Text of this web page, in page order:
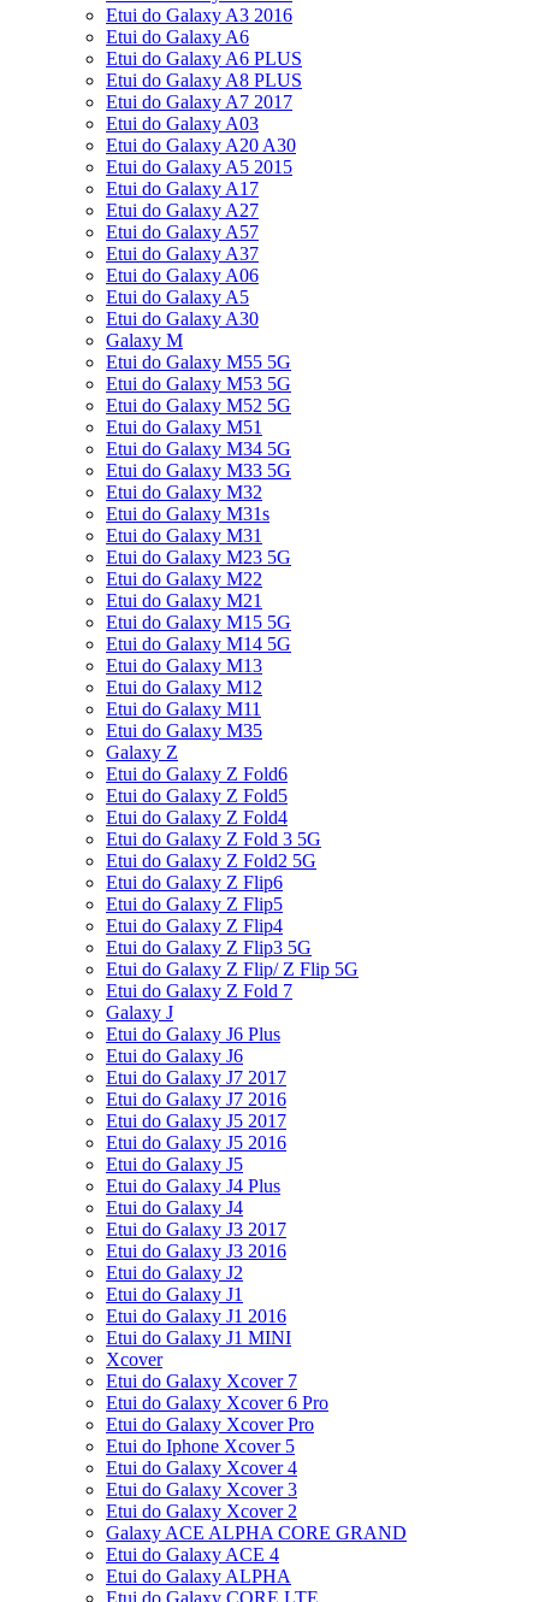
Etui do Galaxy A3 2016
Etui do Galaxy A6
Etui do Galaxy A6 PLUS
Etui do Galaxy A8 PLUS
Etui do Galaxy A7 2017
Etui do Galaxy A03
Etui do Galaxy A20 A30
Etui do Galaxy A5 2015
Etui do Galaxy A17
Etui do Galaxy A27
Etui do Galaxy A57
Etui do Galaxy A37
Etui do Galaxy A06
Etui do Galaxy A5
Etui do Galaxy A30
Galaxy M
Etui do Galaxy M55 5G
Etui do Galaxy M53 5G
Etui do Galaxy M52 5G
Etui do Galaxy M51
Etui do Galaxy M34 5G
Etui do Galaxy M33 5G
Etui do Galaxy M32
Etui do Galaxy M31s
Etui do Galaxy M31
Etui do Galaxy M23 5G
Etui do Galaxy M22
Etui do Galaxy M21
Etui do Galaxy M15 5G
Etui do Galaxy M14 5G
Etui do Galaxy M13
Etui do Galaxy M12
Etui do Galaxy M11
Etui do Galaxy M35
Galaxy Z
Etui do Galaxy Z Fold6
Etui do Galaxy Z Fold5
Etui do Galaxy Z Fold4
Etui do Galaxy Z Fold 3 5G
Etui do Galaxy Z Fold2 5G
Etui do Galaxy Z Flip6
Etui do Galaxy Z Flip5
Etui do Galaxy Z Flip4
Etui do Galaxy Z Flip3 5G
Etui do Galaxy Z Flip/ Z Flip 5G
Etui do Galaxy Z Fold 7
Galaxy J
Etui do Galaxy J6 Plus
Etui do Galaxy J6
Etui do Galaxy J7 2017
Etui do Galaxy J7 2016
Etui do Galaxy J5 2017
Etui do Galaxy J5 2016
Etui do Galaxy J5
Etui do Galaxy J4 Plus
Etui do Galaxy J4
Etui do Galaxy J3 2017
Etui do Galaxy J3 2016
Etui do Galaxy J2
Etui do Galaxy J1
Etui do Galaxy J1 2016
Etui do Galaxy J1 MINI
Xcover
Etui do Galaxy Xcover 7
Etui do Galaxy Xcover 6 Pro
Etui do Galaxy Xcover Pro
Etui do Iphone Xcover 5
Etui do Galaxy Xcover 4
Etui do Galaxy Xcover 3
Etui do Galaxy Xcover 2
Galaxy ACE ALPHA CORE GRAND
Etui do Galaxy ACE 4
Etui do Galaxy ALPHA
Etui do Galaxy CORE LTE